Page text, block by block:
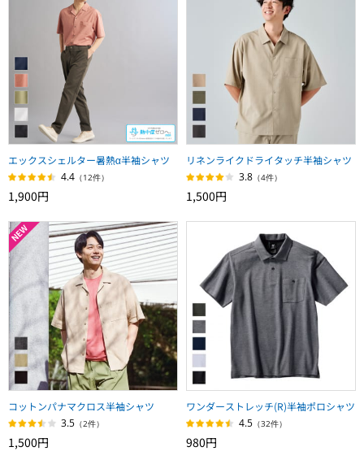
エックスシェルター暑熱α半袖シャツ
4.4 （12件）
1,900円
リネンライクドライタッチ半袖シャツ
3.8 （4件）
1,500円
コットンパナマクロス半袖シャツ
3.5 （2件）
1,500円
ワンダーストレッチ(R)半袖ポロシャツ
4.5 （32件）
980円